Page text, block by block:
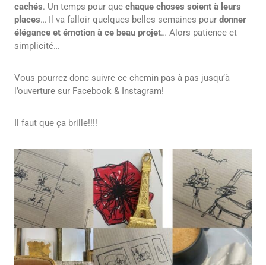
cachés. Un temps pour que chaque choses soient à leurs
places… Il va falloir quelques belles semaines pour donner
élégance et émotion à ce beau projet… Alors patience et
simplicité…
Vous pourrez donc suivre ce chemin pas à pas jusqu’à
l’ouverture sur Facebook & Instagram!
Il faut que ça brille!!!!